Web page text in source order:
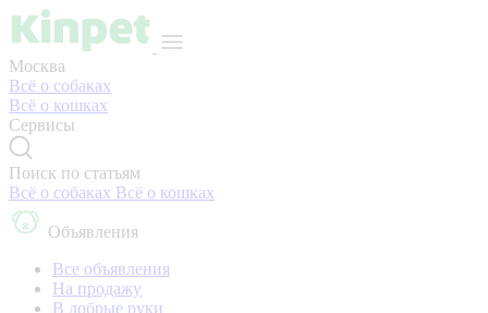
Москва
Всё о собаках
Всё о кошках
Сервисы
Поиск по статьям
Всё о собаках Всё о кошках
Объявления
Все объявления
На продажу
В добрые руки